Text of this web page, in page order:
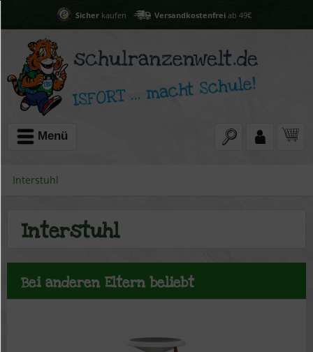
Sicherkaufen Versandkostenfreiab 49€
Menü
Interstuhl
Interstuhl
Bei anderen Eltern beliebt